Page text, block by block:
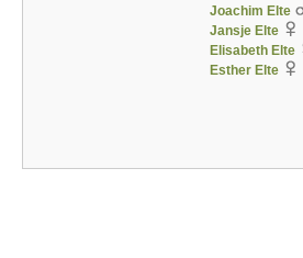
Joachim Elte
Jansje Elte
Elisabeth Elte
Esther Elte